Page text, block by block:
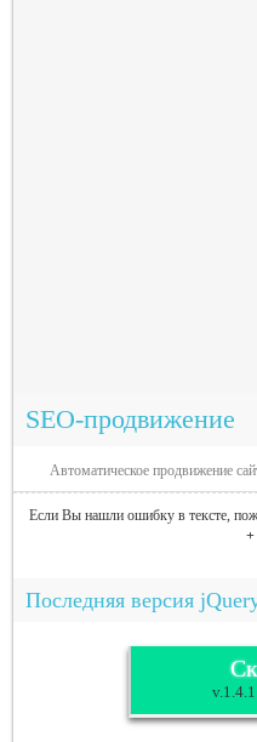
SEO-продвижение
Автоматическое продвижение
Если Вы нашли ошибку в тексте,
+
Последняя версия